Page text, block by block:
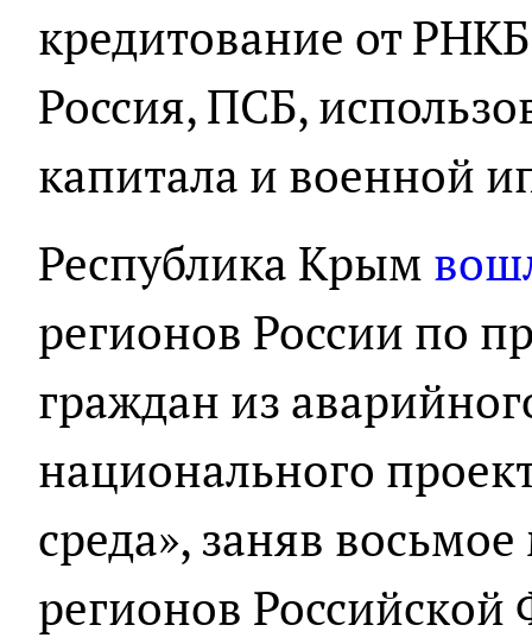
кредитование от
Россия, ПСБ,
капитала и военной
Республика Крым
регионов России по
граждан из
национального
среда», заняв
регионов